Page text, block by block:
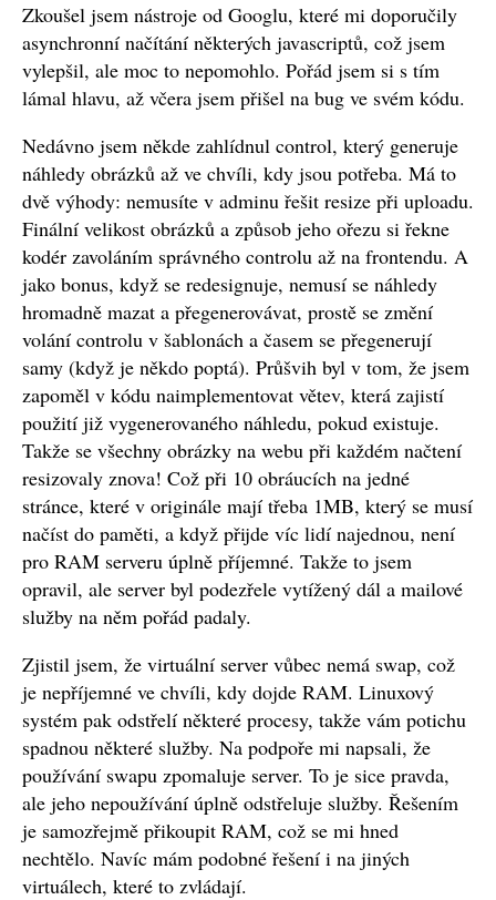
Zkoušel jsem nástroje od Googlu, které mi doporučily
asynchronní načítání některých javascriptů, což jsem
vylepšil, ale moc to nepomohlo. Pořád jsem si s tím
lámal hlavu, až včera jsem přišel na bug ve svém kódu.
Nedávno jsem někde zahlídnul control, který generuje
náhledy obrázků až ve chvíli, kdy jsou potřeba. Má to
dvě výhody: nemusíte v adminu řešit resize při uploadu.
Finální velikost obrázků a způsob jeho ořezu si řekne
kodér zavoláním správného controlu až na frontendu. A
jako bonus, když se redesignuje, nemusí se náhledy
hromadně mazat a přegenerovávat, prostě se změní
volání controlu v šablonách a časem se přegenerují
samy (když je někdo poptá). Průšvih byl v tom, že jsem
zapoměl v kódu naimplementovat větev, která zajistí
použití již vygenerovaného náhledu, pokud existuje.
Takže se všechny obrázky na webu při každém načtení
resizovaly znova! Což při 10 obráucích na jedné
stránce, které v originále mají třeba 1MB, který se musí
načíst do paměti, a když přijde víc lidí najednou, není
pro RAM serveru úplně příjemné. Takže to jsem
opravil, ale server byl podezřele vytížený dál a mailové
služby na něm pořád padaly.
Zjistil jsem, že virtuální server vůbec nemá swap, což
je nepříjemné ve chvíli, kdy dojde RAM. Linuxový
systém pak odstřelí některé procesy, takže vám potichu
spadnou některé služby. Na podpoře mi napsali, že
používání swapu zpomaluje server. To je sice pravda,
ale jeho nepoužívání úplně odstřeluje služby. Řešením
je samozřejmě přikoupit RAM, což se mi hned
nechtělo. Navíc mám podobné řešení i na jiných
virtuálech, které to zvládají.